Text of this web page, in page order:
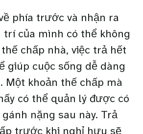
phía trước và nhận ra
của mình có thể không
chấp nhà, việc trả hết
giúp cuộc sống dễ dàng
Một khoản thế chấp mà
có thể quản lý được có
nặng sau này. Trả
trước khi nghỉ hưu sẽ